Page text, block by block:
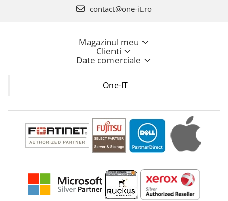
contact@one-it.ro
Magazinul meu
Clienti
Date comerciale
One-IT